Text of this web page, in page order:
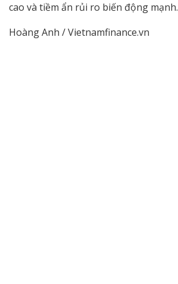
cao và tiềm ẩn rủi ro biến động mạnh.
Hoàng Anh / Vietnamfinance.vn